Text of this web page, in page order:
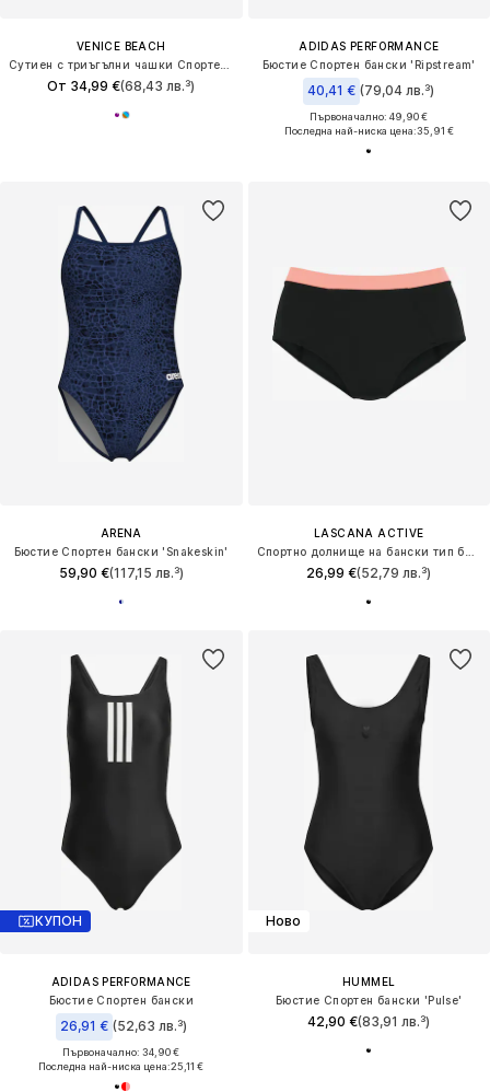
VENICE BEACH
От 34,99 €(68,43 лв.³)
ADIDAS PERFORMANCE
Бюстие Спортен бански 'Ripstream'
40,41 € (79,04 лв.³)
Първоначално: 49,90 €
Последна най-ниска цена:35,91 €
ARENA
Бюстие Спортен бански 'Snakeskin'
59,90 €(117,15 лв.³)
LASCANA ACTIVE
26,99 €(52,79 лв.³)
КУПОН
ADIDAS PERFORMANCE
Бюстие Спортен бански
26,91 € (52,63 лв.³)
Първоначално: 34,90 €
Последна най-ниска цена:25,11 €
Ново
HUMMEL
Бюстие Спортен бански 'Pulse'
42,90 €(83,91 лв.³)